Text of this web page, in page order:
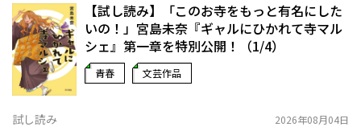
【試し読み】「このお寺をもっと有名にした
いの！」宮島未奈『ギャルにひかれて寺マル
シェ』第一章を特別公開！（1/4）
青春 文芸作品
試し読み 2026年08月04日